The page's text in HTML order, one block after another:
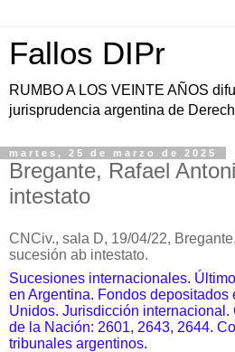
Fallos DIPr
RUMBO A LOS VEINTE AÑOS
jurisprudencia argentina de
martes, 25 de marzo de 2025
Bregante, Rafael
intestato
CNCiv., sala D, 19/04/22,
sucesión ab intestato.
Sucesiones internacionales.
en Argentina. Fondos depositados
Unidos. Jurisdicción internacional.
de la Nación: 2601, 2643, 2644.
tribunales argentinos.